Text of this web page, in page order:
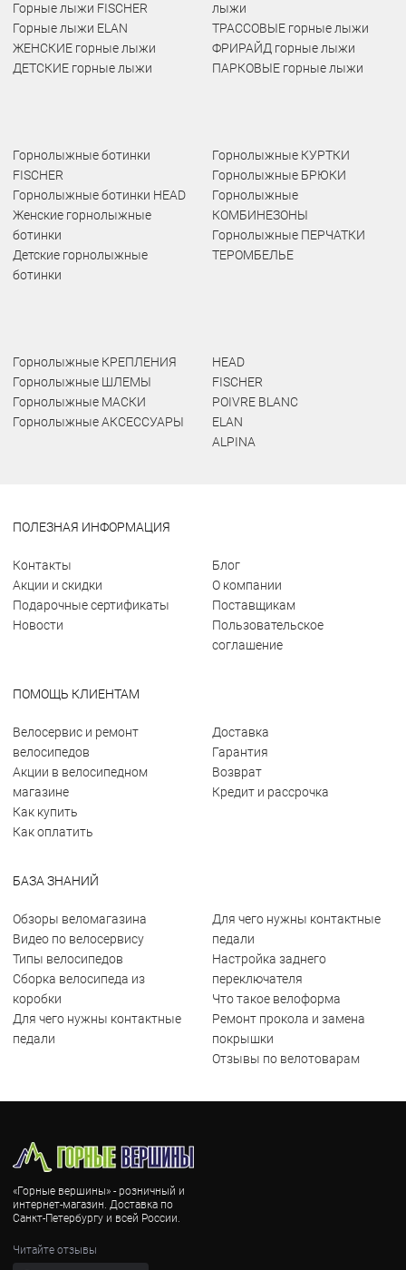
Горные лыжи FISCHER
Горные лыжи ELAN
ЖЕНСКИЕ горные лыжи
ДЕТСКИЕ горные лыжи
лыжи
ТРАССОВЫЕ горные лыжи
ФРИРАЙД горные лыжи
ПАРКОВЫЕ горные лыжи
Горнолыжные ботинки
FISCHER
Горнолыжные ботинки HEAD
Женские горнолыжные
ботинки
Детские горнолыжные
ботинки
Горнолыжные КУРТКИ
Горнолыжные БРЮКИ
Горнолыжные
КОМБИНЕЗОНЫ
Горнолыжные ПЕРЧАТКИ
ТЕРОМБЕЛЬЕ
Горнолыжные КРЕПЛЕНИЯ
Горнолыжные ШЛЕМЫ
Горнолыжные МАСКИ
Горнолыжные АКСЕССУАРЫ
HEAD
FISCHER
POIVRE BLANC
ELAN
ALPINA
ПОЛЕЗНАЯ ИНФОРМАЦИЯ
Контакты
Акции и скидки
Подарочные сертификаты
Новости
Блог
О компании
Поставщикам
Пользовательское
соглашение
ПОМОЩЬ КЛИЕНТАМ
Велосервис и ремонт
велосипедов
Акции в велосипедном
магазине
Как купить
Как оплатить
Доставка
Гарантия
Возврат
Кредит и рассрочка
БАЗА ЗНАНИЙ
Обзоры веломагазина
Видео по велосервису
Типы велосипедов
Сборка велосипеда из
коробки
Для чего нужны контактные
педали
Для чего нужны контактные
педали
Настройка заднего
переключателя
Что такое велоформа
Ремонт прокола и замена
покрышки
Отзывы по велотоварам
«Горные вершины» - розничный и
интернет-магазин. Доставка по
Санкт-Петербургу и всей России.
Читайте отзывы